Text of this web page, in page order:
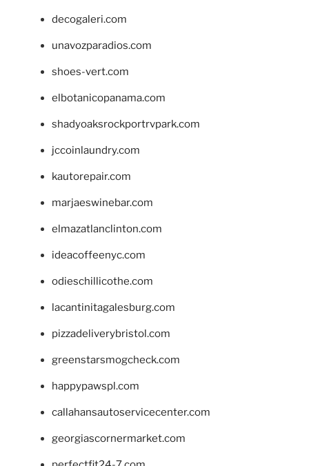
decogaleri.com
unavozparadios.com
shoes-vert.com
elbotanicopanama.com
shadyoaksrockportrvpark.com
jccoinlaundry.com
kautorepair.com
marjaeswinebar.com
elmazatlanclinton.com
ideacoffeenyc.com
odieschillicothe.com
lacantinitagalesburg.com
pizzadeliverybristol.com
greenstarsmogcheck.com
happypawspl.com
callahansautoservicecenter.com
georgiascornermarket.com